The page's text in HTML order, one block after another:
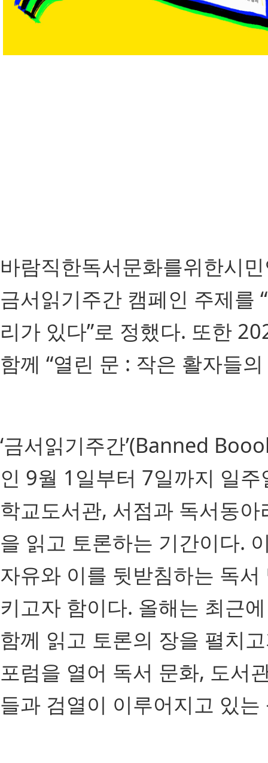
바람직한독서문화를위한시
금서읽기주간 캠페인 주제를
리가 있다”로 정했다. 또한
함께 “열린 문 : 작은 활자들
‘금서읽기주간’(Banned
인 9월 1일부터 7일까지 일
학교도서관, 서점과 독서동아
을 읽고 토론하는 기간이다.
자유와 이를 뒷받침하는 독
키고자 함이다. 올해는 최근
함께 읽고 토론의 장을 펼치
포럼을 열어 독서 문화, 도서
들과 검열이 이루어지고 있